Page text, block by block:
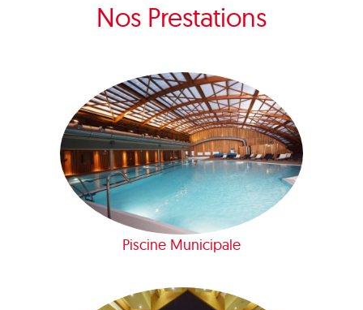
Nos Prestations
Piscine Municipale